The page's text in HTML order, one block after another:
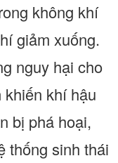
không khí
giảm xuống.
nguy hại cho
khí hậu
bị phá hoại,
thống sinh thái